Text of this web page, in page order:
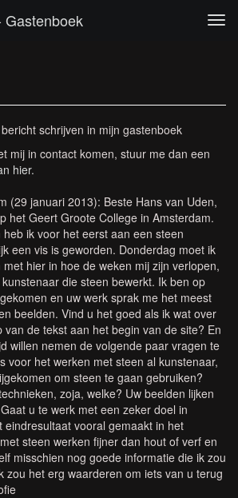
Gastenboek
schrijven in mijn gastenboek
mij in contact komen, stuur me dan een
hier.
(29 januari 2013): Beste Hans van Uden,
het Geert Groote College in Amsterdam.
ik voor het eerst aan een steen
een vis is geworden. Donderdag moet ik
hier in hoe de weken mij zijn verlopen,
die steen bewerkt. Ik ben op
en uw werk sprak me het meest
beelden. Vind u het goed als ik wat over
van de tekst aan het begin van de site? En
willen nemen de volgende paar vragen te
voor het werken met steen al kunstenaar,
om steen te gaan gebruiken?
zoja, welke? Uw beelden lijken
u te werk met een zeker doel in
eindresultaat vooral gemaakt in het
steen werken fijner dan hout of verf en
misschien nog goede informatie die ik zou
zou het erg waarderen om iets van u terug